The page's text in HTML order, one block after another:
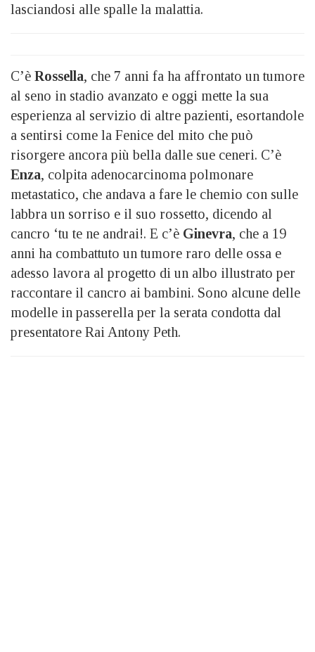
lasciandosi alle spalle la malattia.
C’è Rossella, che 7 anni fa ha affrontato un tumore
al seno in stadio avanzato e oggi mette la sua
esperienza al servizio di altre pazienti, esortandole
a sentirsi come la Fenice del mito che può
risorgere ancora più bella dalle sue ceneri. C’è
Enza, colpita adenocarcinoma polmonare
metastatico, che andava a fare le chemio con sulle
labbra un sorriso e il suo rossetto, dicendo al
cancro ‘tu te ne andrai!. E c’è Ginevra, che a 19
anni ha combattuto un tumore raro delle ossa e
adesso lavora al progetto di un albo illustrato per
raccontare il cancro ai bambini. Sono alcune delle
modelle in passerella per la serata condotta dal
presentatore Rai Antony Peth.